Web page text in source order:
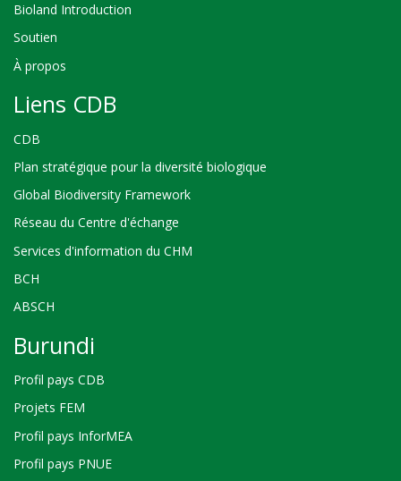
Bioland Introduction
Soutien
À propos
Liens CDB
CDB
Plan stratégique pour la diversité biologique
Global Biodiversity Framework
Réseau du Centre d'échange
Services d'information du CHM
BCH
ABSCH
Burundi
Profil pays CDB
Projets FEM
Profil pays InforMEA
Profil pays PNUE